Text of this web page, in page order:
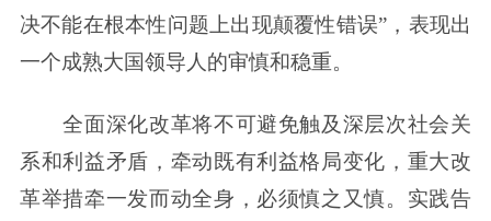
决不能在根本性问题上出现颠覆性错误”，表现出
一个成熟大国领导人的审慎和稳重。
全面深化改革将不可避免触及深层次社会关
系和利益矛盾，牵动既有利益格局变化，重大改
革举措牵一发而动全身，必须慎之又慎。实践告